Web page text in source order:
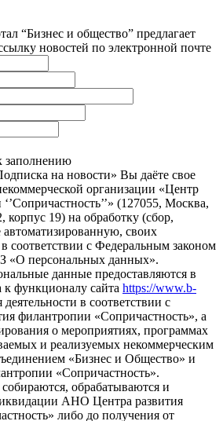
“Бизнес и общество” предлагает
новостей по электронной почте
заполнению
на новости» Вы даёте свое
организации «Центр
(127055, Москва,
корпус 19) на обработку (сбор,
своих
соответствии с Федеральным законом
«О персональных данных».
данные предоставляются в
к функционалу сайта https://www.b-
в соответствии с
филантропии «Сопричастность», а
о мероприятиях, программах
и реализуемых некоммерческим
«Бизнес и Общество» и
«Сопричастность».
обрабатываются и
АНО Центра развития
либо до получения от